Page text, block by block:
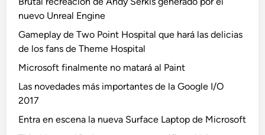
nuevo Unreal Engine
Gameplay de Two Point Hospital que hará las delicias
de los fans de Theme Hospital
Microsoft finalmente no matará al Paint
Las novedades más importantes de la Google I/O
2017
Entra en escena la nueva Surface Laptop de Microsoft